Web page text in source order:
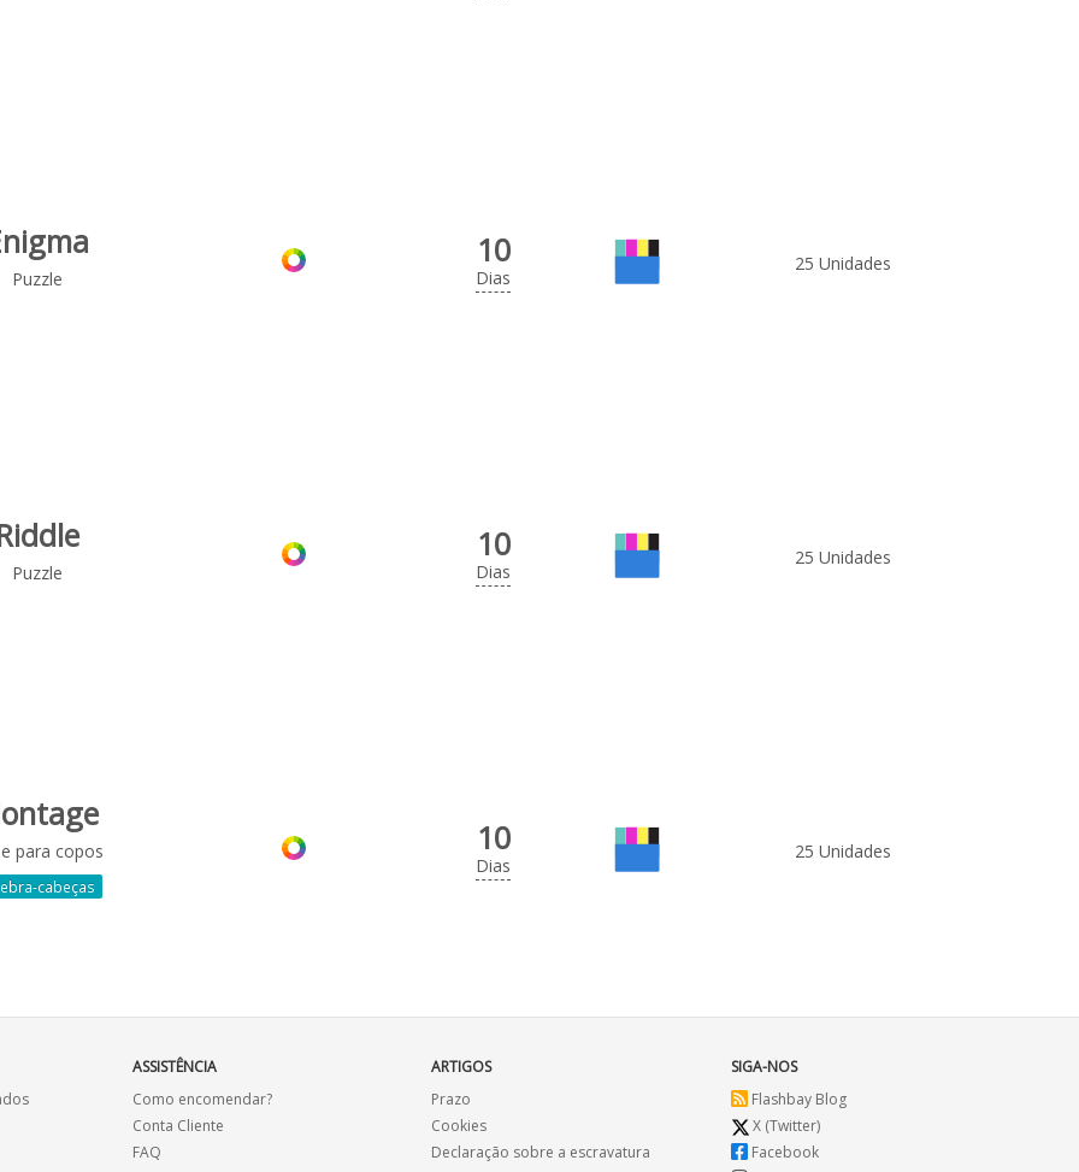
Puzzle
10
Dias
25 Unidades
Puzzle
10
Dias
25 Unidades
para copos
cabeças
10
Dias
25 Unidades
ASSISTÊNCIA
Como encomendar?
Conta Cliente
FAQ
ARTIGOS
Prazo
Cookies
Declaração sobre a escravatura
SIGA-NOS
Flashbay Blog
X (Twitter)
Facebook